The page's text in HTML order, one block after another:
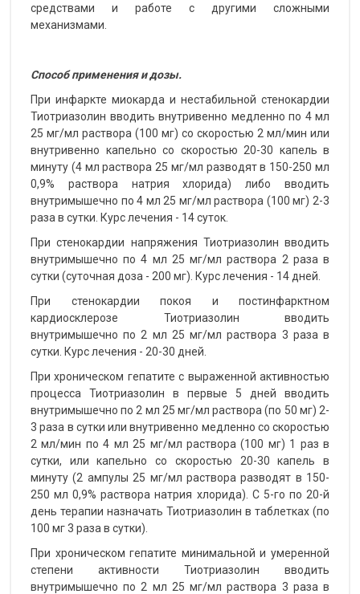
средствами и работе с другими сложными
механизмами.
Способ применения и дозы.
При инфаркте миокарда и нестабильной стенокардии
Тиотриазолин вводить внутривенно медленно по 4 мл
25 мг/мл раствора (100 мг) со скоростью 2 мл/мин или
внутривенно капельно со скоростью 20-30 капель в
минуту (4 мл раствора 25 мг/мл разводят в 150-250 мл
0,9% раствора натрия хлорида) либо вводить
внутримышечно по 4 мл 25 мг/мл раствора (100 мг) 2-3
раза в сутки. Курс лечения - 14 суток.
При стенокардии напряжения Тиотриазолин вводить
внутримышечно по 4 мл 25 мг/мл раствора 2 раза в
сутки (суточная доза - 200 мг). Курс лечения - 14 дней.
При стенокардии покоя и постинфарктном
кардиосклерозе Тиотриазолин вводить
внутримышечно по 2 мл 25 мг/мл раствора 3 раза в
сутки. Курс лечения - 20-30 дней.
При хроническом гепатите с выраженной активностью
процесса Тиотриазолин в первые 5 дней вводить
внутримышечно по 2 мл 25 мг/мл раствора (по 50 мг) 2-
3 раза в сутки или внутривенно медленно со скоростью
2 мл/мин по 4 мл 25 мг/мл раствора (100 мг) 1 раз в
сутки, или капельно со скоростью 20-30 капель в
минуту (2 ампулы 25 мг/мл раствора разводят в 150-
250 мл 0,9% раствора натрия хлорида). С 5-го по 20-й
день терапии назначать Тиотриазолин в таблетках (по
100 мг 3 раза в сутки).
При хроническом гепатите минимальной и умеренной
степени активности Тиотриазолин вводить
внутримышечно по 2 мл 25 мг/мл раствора 3 раза в